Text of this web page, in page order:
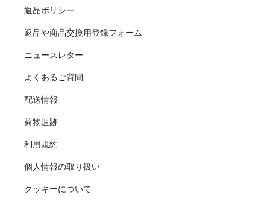
返品ポリシー
返品や商品交換用登録フォーム
ニュースレター
よくあるご質問
配送情報
荷物追跡
利用規約
個人情報の取り扱い
クッキーについて